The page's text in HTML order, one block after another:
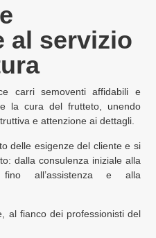
al servizio
carri semoventi affidabili e
la cura del frutteto, unendo
e attenzione ai dettagli.
delle esigenze del cliente e si
dalla consulenza iniziale alla
all’assistenza e alla
al fianco dei professionisti del